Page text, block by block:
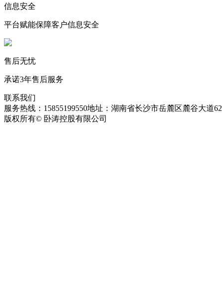
信息安全
平台赋能保障客户信息安全
售后无忧
承诺3年售后服务
联系我们
服务热线：15855199550地址：湖南省长沙市岳麓区麓谷大道
版权所有© 卧涛控股有限公司